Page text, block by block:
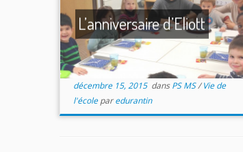
L’anniversaire d’Eliott
décembre 15, 2015dansPS MS/Vie de
l'écoleparedurantin